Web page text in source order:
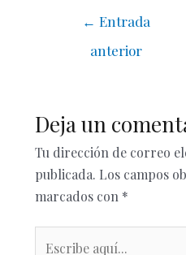
← Entrada
anterior
Deja un
Tu dirección de correo
publicada. Los campos
marcados con *